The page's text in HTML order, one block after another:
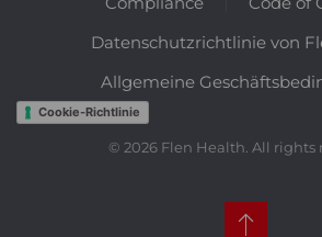
Datenschutzrichtlinie von
Allgemeine
Cookie-Richtlinie
© 2026Flen Health. All rights